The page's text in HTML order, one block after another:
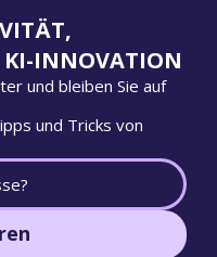
KI-INNOVATION
und bleiben Sie auf
und Tricks von